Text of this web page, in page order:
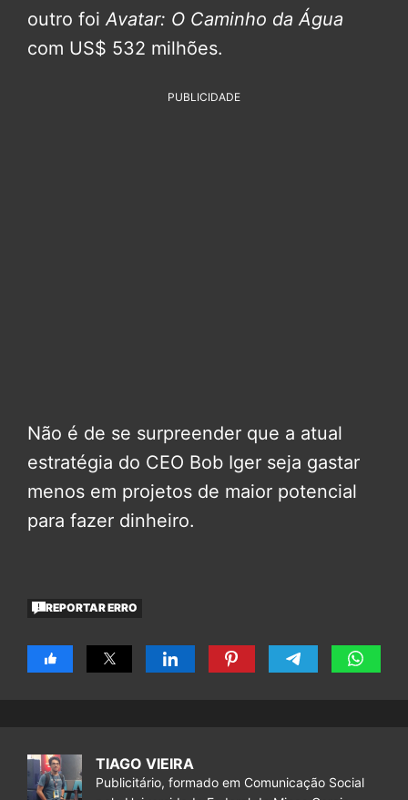
outro foiAvatar: O Caminho da Água
com US$ 532 milhões.
PUBLICIDADE
Não é de se surpreender que a atual
estratégia do CEO Bob Iger seja gastar
menos em projetos de maior potencial
para fazer dinheiro.
REPORTAR ERRO
TIAGO VIEIRA
Publicitário, formado em Comunicação Social